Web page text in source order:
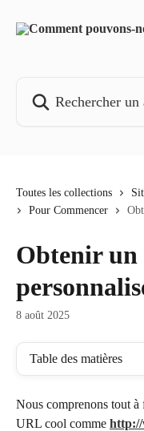
Toutes les collections
Pour Commencer
Obtenir un
8 août 2025
Table des matières
Nous comprenons tout à
URL cool comme http://